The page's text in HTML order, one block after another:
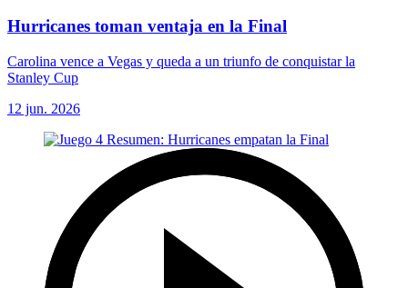
Hurricanes toman ventaja en la Final
Carolina vence a Vegas y queda a un triunfo de conquistar la
Stanley Cup
12 jun. 2026